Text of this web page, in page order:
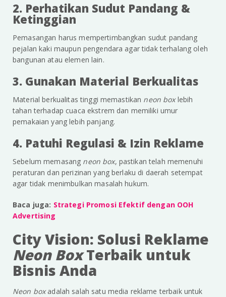
2. Perhatikan Sudut Pandang &
Ketinggian
Pemasangan harus mempertimbangkan sudut pandang
pejalan kaki maupun pengendara agar tidak terhalang oleh
bangunan atau elemen lain.
3. Gunakan Material Berkualitas
Material berkualitas tinggi memastikan neon boxlebih
tahan terhadap cuaca ekstrem dan memiliki umur
pemakaian yang lebih panjang.
4. Patuhi Regulasi & Izin Reklame
Sebelum memasang neon box, pastikan telah memenuhi
peraturan dan perizinan yang berlaku di daerah setempat
agar tidak menimbulkan masalah hukum.
Baca juga: Strategi Promosi Efektif dengan OOH
Advertising
City Vision: Solusi Reklame
Neon BoxTerbaik untuk
Bisnis Anda
Neon boxadalah salah satu media reklame terbaik untuk